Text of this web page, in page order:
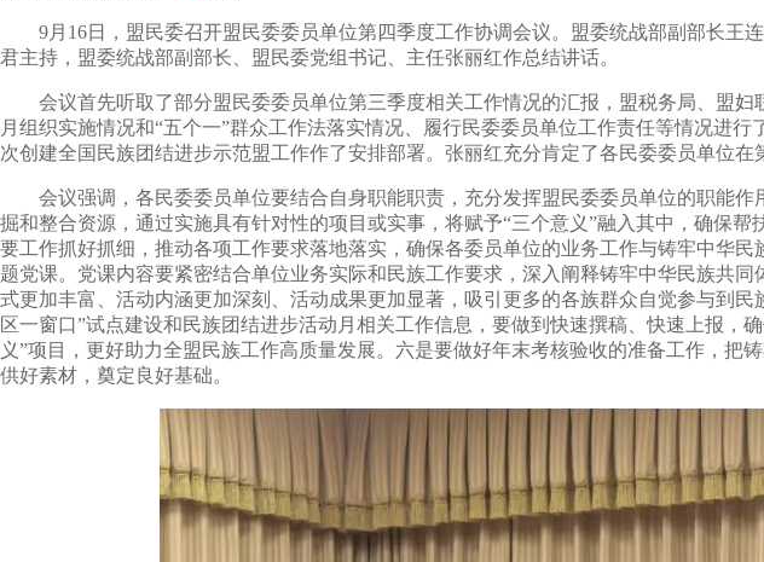
9月16日，盟民委召开盟民委委员单位第四季度工作协调会议。盟委统战部副部长王
君主持，盟委统战部副部长、盟民委党组书记、主任张丽红作总结讲话。
会议首先听取了部分盟民委委员单位第三季度相关工作情况的汇报，盟税务局、盟妇
月组织实施情况和“五个一”群众工作法落实情况、履行民委委员单位工作责任等情况进
次创建全国民族团结进步示范盟工作作了安排部署。张丽红充分肯定了各民委委员单位
会议强调，各民委委员单位要结合自身职能职责，充分发挥盟民委委员单位的职能作
掘和整合资源，通过实施具有针对性的项目或实事，将赋予“三个意义”融入其中，确保
要工作抓好抓细，推动各项工作要求落地落实，确保各委员单位的业务工作与铸牢中华
题党课。党课内容要紧密结合单位业务实际和民族工作要求，深入阐释铸牢中华民族共
式更加丰富、活动内涵更加深刻、活动成果更加显著，吸引更多的各族群众自觉参与到
区一窗口”试点建设和民族团结进步活动月相关工作信息，要做到快速撰稿、快速上报
义”项目，更好助力全盟民族工作高质量发展。六是要做好年末考核验收的准备工作，
供好素材，奠定良好基础。